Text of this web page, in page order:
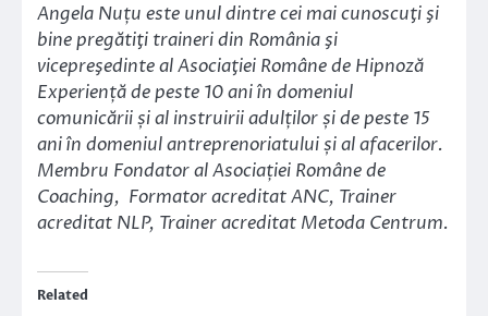
Angela Nuțu este unul dintre cei mai cunoscuţi şi
bine pregătiţi traineri din România şi
vicepreşedinte al Asociaţiei Române de Hipnoză
Experiență de peste 10 ani în domeniul
comunicării și al instruirii adulților și de peste 15
ani în domeniul antreprenoriatului și al afacerilor.
Membru Fondator al Asociației Române de
Coaching, Formator acreditat ANC, Trainer
acreditat NLP, Trainer acreditat Metoda Centrum.
Related